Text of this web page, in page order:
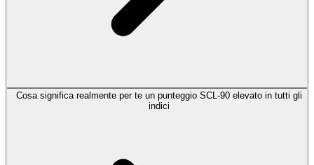
Cosa significa realmente per te un punteggio SCL-90 elevato in tutti gli
indici